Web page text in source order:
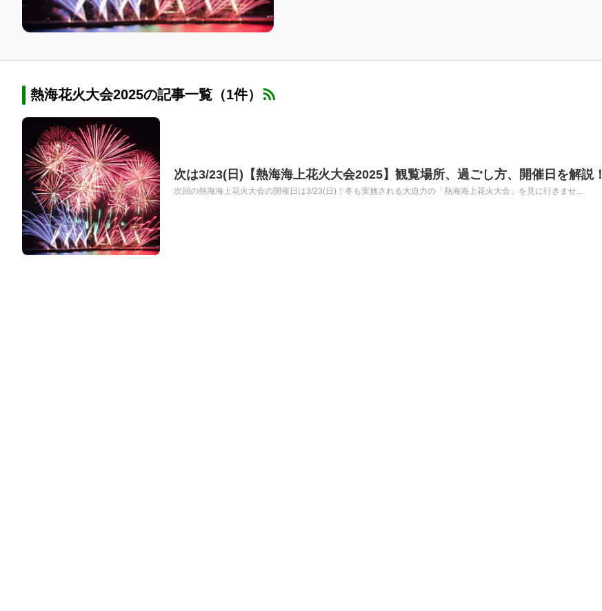
熱海花火大会2025の記事一覧（1件）
次は3/23(日)【熱海海上花火大会2025】観覧場所、過ごし方、開催日を解説！
次回の熱海海上花火大会の開催日は3/23(日)！冬も実施される大迫力の「熱海海上花火大会」を見に行きませ...